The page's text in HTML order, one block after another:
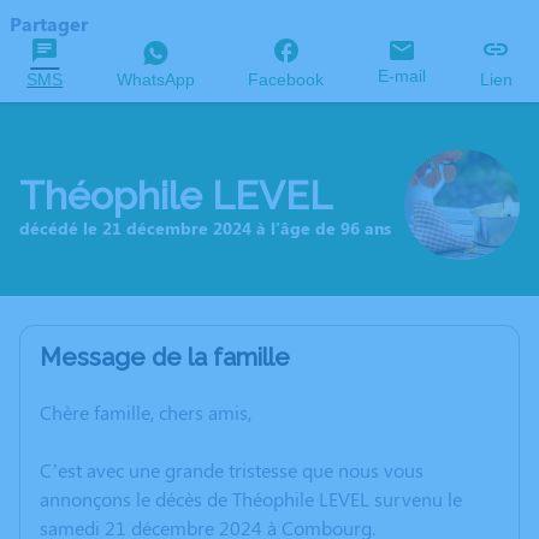
Partager
SMS WhatsApp Facebook E-mail Lien
Théophile LEVEL
décédé le 21 décembre 2024 à l'âge de 96 ans
Message de la famille
Chère famille, chers amis,
C’est avec une grande tristesse que nous vous
annonçons le décès de Théophile LEVEL survenu le
samedi 21 décembre 2024 à Combourg.